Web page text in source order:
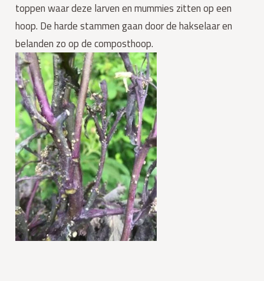
toppen waar deze larven en mummies zitten op een
hoop. De harde stammen gaan door de hakselaar en
belanden zo op de composthoop.